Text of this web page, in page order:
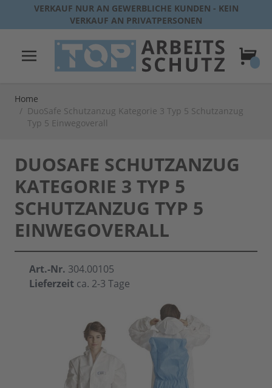
Direkt zum Inhalt
VERKAUF NUR AN GEWERBLICHE KUNDEN - KEIN
VERKAUF AN PRIVATPERSONEN
Home
/ DuoSafe Schutzanzug Kategorie 3 Typ 5 Schutzanzug
Typ 5 Einwegoverall
DUOSAFE SCHUTZANZUG
KATEGORIE 3 TYP 5
SCHUTZANZUG TYP 5
EINWEGOVERALL
Art.-Nr. 304.00105
Lieferzeit ca. 2-3 Tage